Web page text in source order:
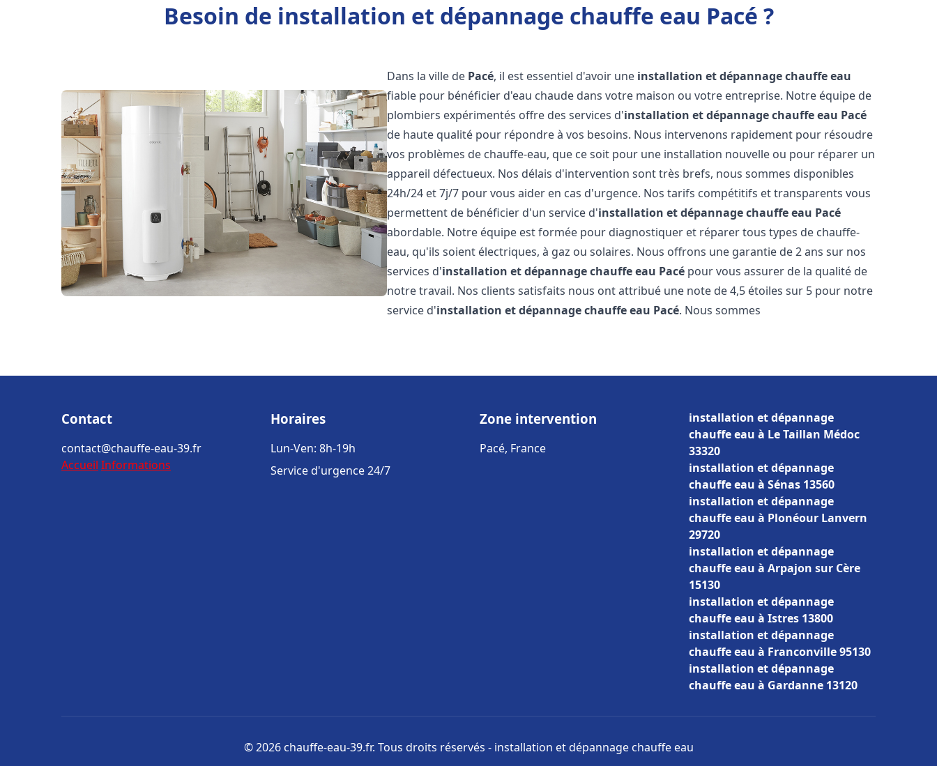
Besoin de installation et dépannage chauffe eau Pacé ?
Dans la ville de Pacé, il est essentiel d'avoir une installation et dépannage chauffe eau
fiable pour bénéficier d'eau chaude dans votre maison ou votre entreprise. Notre équipe de
plombiers expérimentés offre des services d'installation et dépannage chauffe eau Pacé
de haute qualité pour répondre à vos besoins. Nous intervenons rapidement pour résoudre
vos problèmes de chauffe-eau, que ce soit pour une installation nouvelle ou pour réparer un
appareil défectueux. Nos délais d'intervention sont très brefs, nous sommes disponibles
24h/24 et 7j/7 pour vous aider en cas d'urgence. Nos tarifs compétitifs et transparents vous
permettent de bénéficier d'un service d'installation et dépannage chauffe eau Pacé
abordable. Notre équipe est formée pour diagnostiquer et réparer tous types de chauffe-
eau, qu'ils soient électriques, à gaz ou solaires. Nous offrons une garantie de 2 ans sur nos
services d'installation et dépannage chauffe eau Pacé pour vous assurer de la qualité de
notre travail. Nos clients satisfaits nous ont attribué une note de 4,5 étoiles sur 5 pour notre
service d'installation et dépannage chauffe eau Pacé. Nous sommes
Contact
contact@chauffe-eau-39.fr
Accueil Informations
Horaires
Lun-Ven: 8h-19h
Service d'urgence 24/7
Zone intervention
Pacé, France
installation et dépannage
chauffe eau à Le Taillan Médoc
33320
installation et dépannage
chauffe eau à Sénas 13560
installation et dépannage
chauffe eau à Plonéour Lanvern
29720
installation et dépannage
chauffe eau à Arpajon sur Cère
15130
installation et dépannage
chauffe eau à Istres 13800
installation et dépannage
chauffe eau à Franconville 95130
installation et dépannage
chauffe eau à Gardanne 13120
© 2026 chauffe-eau-39.fr. Tous droits réservés - installation et dépannage chauffe eau